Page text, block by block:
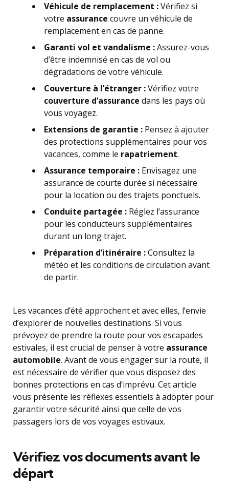
Véhicule de remplacement :Vérifiez si
votre assurance couvre un véhicule de
remplacement en cas de panne.
Garanti vol et vandalisme :Assurez-vous
d’être indemnisé en cas de vol ou
dégradations de votre véhicule.
Couverture à l’étranger :Vérifiez votre
couverture d’assurance dans les pays où
vous voyagez.
Extensions de garantie : Pensez à ajouter
des protections supplémentaires pour vos
vacances, comme le rapatriement.
Assurance temporaire : Envisagez une
assurance de courte durée si nécessaire
pour la location ou des trajets ponctuels.
Conduite partagée : Réglez l’assurance
pour les conducteurs supplémentaires
durant un long trajet.
Préparation d’itinéraire :Consultez la
météo et les conditions de circulation avant
de partir.
Les vacances d’été approchent et avec elles, l’envie
d’explorer de nouvelles destinations. Si vous
prévoyez de prendre la route pour vos escapades
estivales, il est crucial de penser à votre assurance
automobile. Avant de vous engager sur la route, il
est nécessaire de vérifier que vous disposez des
bonnes protections en cas d’imprévu. Cet article
vous présente les réflexes essentiels à adopter pour
garantir votre sécurité ainsi que celle de vos
passagers lors de vos voyages estivaux.
Vérifiez vos documents avant le
départ